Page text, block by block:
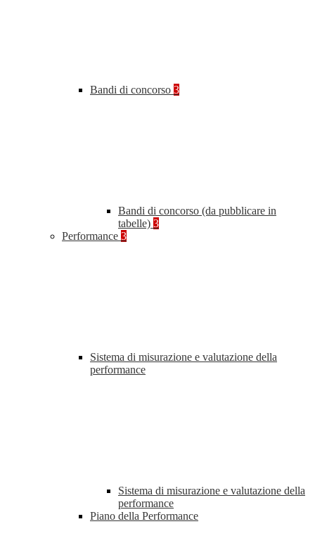
Bandi di concorso 3
Bandi di concorso (da pubblicare in
tabelle) 3
Performance 3
Sistema di misurazione e valutazione della
performance
Sistema di misurazione e valutazione della
performance
Piano della Performance